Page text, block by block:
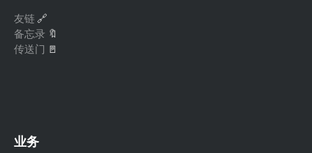
友链 🔗
备忘录 🔖
传送门 🚪
业务